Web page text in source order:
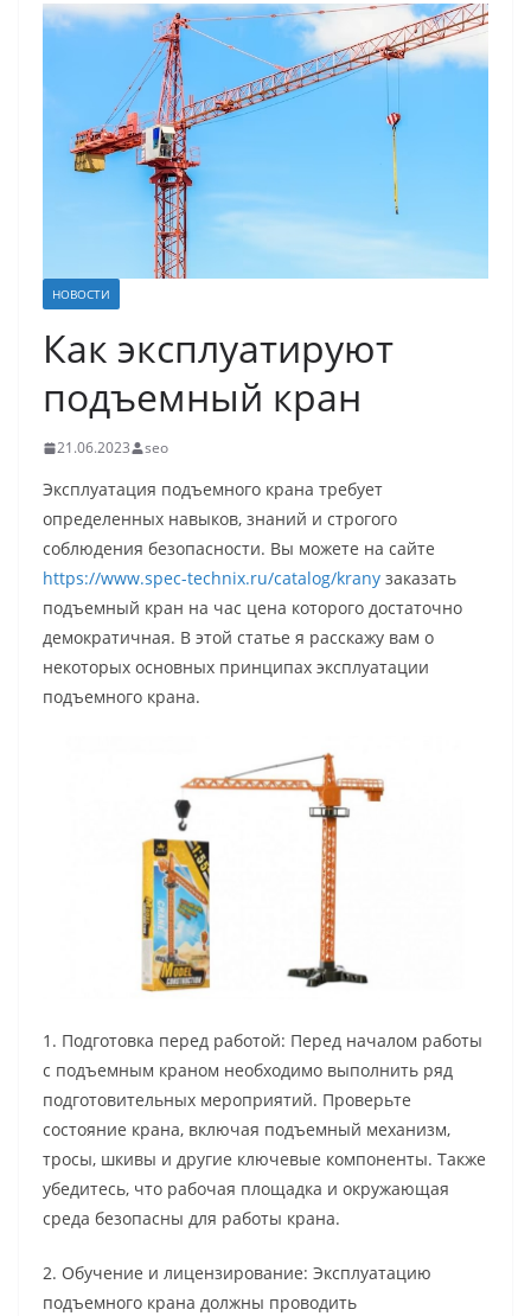
НОВОСТИ
Как эксплуатируют
подъемный кран
21.06.2023 seo
Эксплуатация подъемного крана требует
определенных навыков, знаний и строгого
соблюдения безопасности. Вы можете на сайте
https://www.spec-technix.ru/catalog/krany заказать
подъемный кран на час цена которого достаточно
демократичная. В этой статье я расскажу вам о
некоторых основных принципах эксплуатации
подъемного крана.
1. Подготовка перед работой: Перед началом работы
с подъемным краном необходимо выполнить ряд
подготовительных мероприятий. Проверьте
состояние крана, включая подъемный механизм,
тросы, шкивы и другие ключевые компоненты. Также
убедитесь, что рабочая площадка и окружающая
среда безопасны для работы крана.
2. Обучение и лицензирование: Эксплуатацию
подъемного крана должны проводить